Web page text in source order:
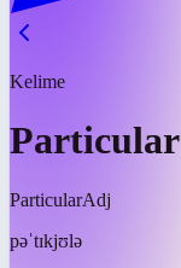
Kelime
Particular
ParticularAdj
pəˈtɪkjʊlə